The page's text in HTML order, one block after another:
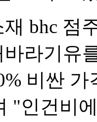
bhc 점
라기유
비싼
"인건비